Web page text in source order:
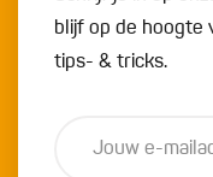
blijf op de hoogte
tips- & tricks.